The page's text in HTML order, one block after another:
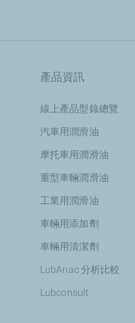
產品資訊
線上產品型錄總覽
汽車用潤滑油
摩托車用潤滑油
重型車輛潤滑油
工業用潤滑油
車輛用添加劑
車輛用清潔劑
LubAnac 分析比較
Lubconsult